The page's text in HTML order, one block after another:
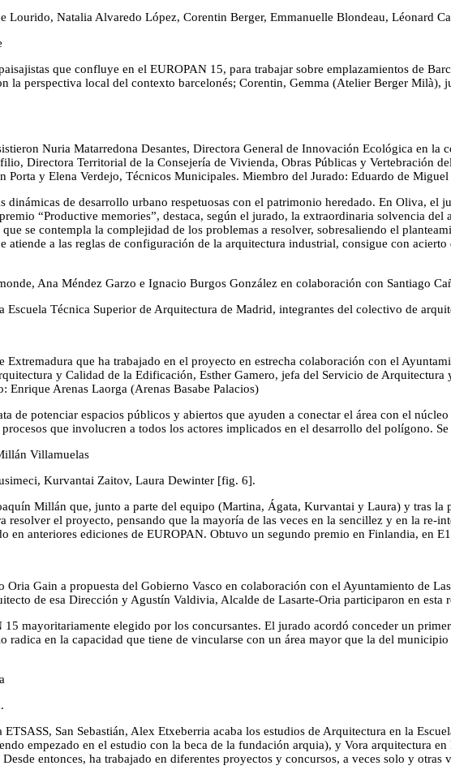
Natalia Alvaredo López, Corentin Berger, Emmanuelle Blondeau, Léonard
que confluye en el EUROPAN 15, para trabajar sobre emplazamientos de
la perspectiva local del contexto barcelonés; Corentin, Gemma (Atelier Berger Milà),
Nuria Matarredona Desantes, Directora General de Innovación Ecológica en
Directora Territorial de la Consejería de Vivienda, Obras Públicas y Vertebración
Porta y Elena Verdejo, Técnicos Municipales. Miembro del Jurado: Eduardo de Miguel
dinámicas de desarrollo urbano respetuosas con el patrimonio heredado. En Oliva,
“Productive memories”, destaca, según el jurado, la extraordinaria solvencia del
se contempla la complejidad de los problemas a resolver, sobresaliendo el
atiende a las reglas de configuración de la arquitectura industrial, consigue con
Ana Méndez Garzo e Ignacio Burgos González en colaboración con Santiago
Escuela Técnica Superior de Arquitectura de Madrid, integrantes del colectivo de
Extremadura que ha trabajado en el proyecto en estrecha colaboración con el
y Calidad de la Edificación, Esther Gamero, jefa del Servicio de
Enrique Arenas Laorga (Arenas Basabe Palacios)
de potenciar espacios públicos y abiertos que ayuden a conectar el área con el
que involucren a todos los actores implicados en el desarrollo del polígono.
Villamuelas
Kurvantai Zaitov, Laura Dewinter [fig. 6].
Millán que, junto a parte del equipo (Martina, Ágata, Kurvantai y Laura) y tras la
resolver el proyecto, pensando que la mayoría de las veces en la sencillez y en la re-
en anteriores ediciones de EUROPAN. Obtuvo un segundo premio en Finlandia, en
Oria Gain a propuesta del Gobierno Vasco en colaboración con el Ayuntamiento de
de esa Dirección y Agustín Valdivia, Alcalde de Lasarte-Oria participaron en
mayoritariamente elegido por los concursantes. El jurado acordó conceder un
radica en la capacidad que tiene de vincularse con un área mayor que la del
San Sebastián, Alex Etxeberria acaba los estudios de Arquitectura en la
empezado en el estudio con la beca de la fundación arquia), y Vora arquitectura
entonces, ha trabajado en diferentes proyectos y concursos, a veces solo y